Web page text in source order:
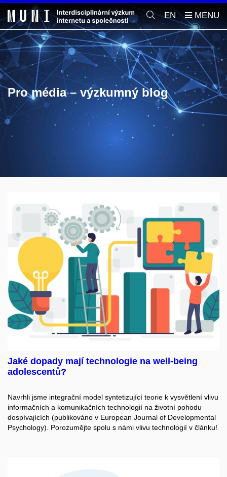
EN
Pro média – výzkumný blog
Jaké dopady mají technologie na well-being
adolescentů?
Navrhli jsme integrační model syntetizující teorie k vysvětlení vlivu
informačních a komunikačních technologií na životní pohodu
dospívajících (publikováno v European Journal of Developmental
Psychology). Porozumějte spolu s námi vlivu technologií v článku!